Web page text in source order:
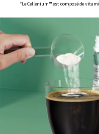
*Le Cellenium™ est composé de